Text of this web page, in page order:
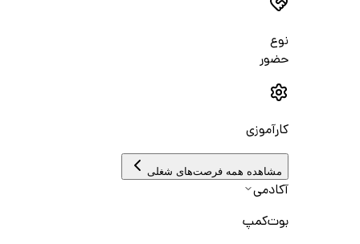
نوع
حضور
کارآموزی
مشاهده همه فرصت‌های شغلی
آکادمی
بوت‌کمپ